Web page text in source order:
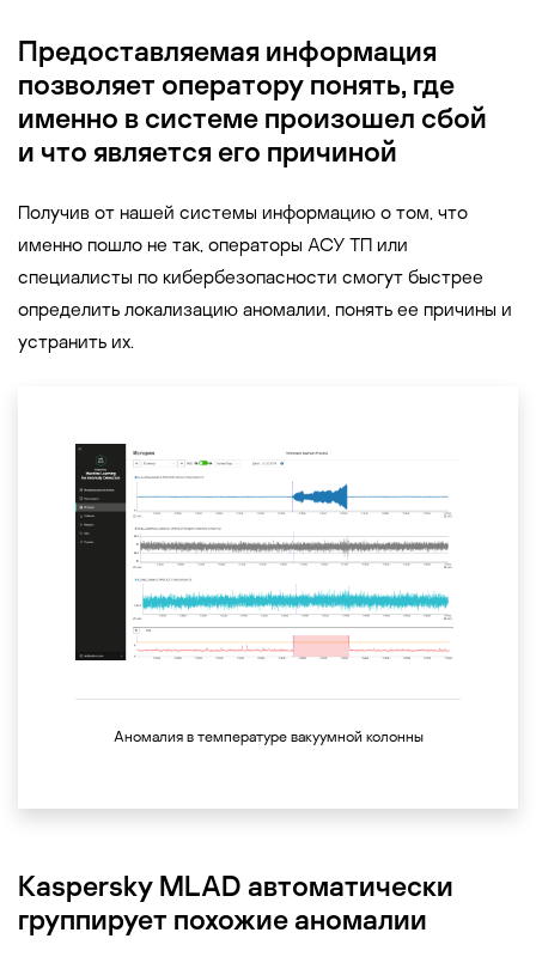
Предоставляемая информация
позволяет оператору понять, где
именно в системе произошел сбой
и что является его причиной
Получив от нашей системы информацию о том, что
именно пошло не так, операторы АСУ ТП или
специалисты по кибербезопасности смогут быстрее
определить локализацию аномалии, понять ее причины и
устранить их.
Аномалия в температуре вакуумной колонны
Kaspersky MLAD автоматически
группирует похожие аномалии